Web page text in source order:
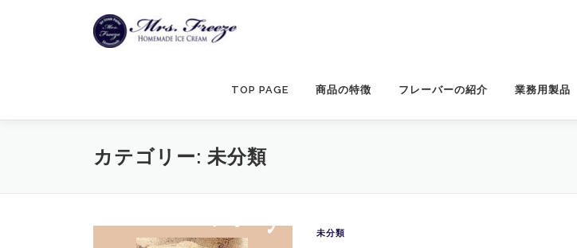
ス
TOP PAGE 商品の特徴 フレーバーの紹介 業務用製品
カテゴリー: 未分類
未分類